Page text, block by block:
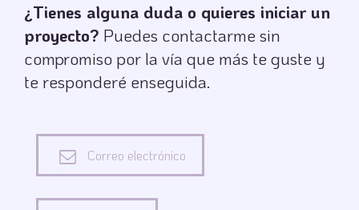
¿Tienes alguna duda o quieres iniciar un
proyecto? Puedes contactarme sin
compromiso por la vía que más te guste y
te responderé enseguida.
Correo electrónico